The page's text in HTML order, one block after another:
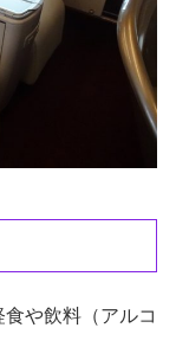
や飲料（アルコ